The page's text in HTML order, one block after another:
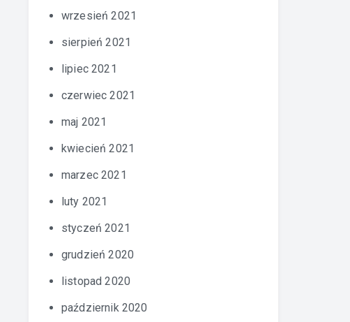
wrzesień 2021
sierpień 2021
lipiec 2021
czerwiec 2021
maj 2021
kwiecień 2021
marzec 2021
luty 2021
styczeń 2021
grudzień 2020
listopad 2020
październik 2020